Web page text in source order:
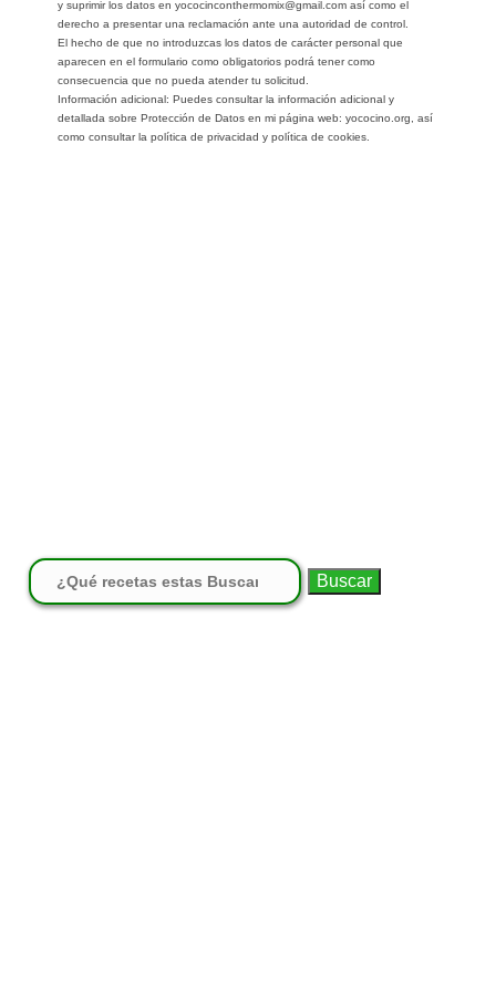
y suprimir los datos en yococinconthermomix@gmail.com así como el
derecho a presentar una reclamación ante una autoridad de control.
El hecho de que no introduzcas los datos de carácter personal que
aparecen en el formulario como obligatorios podrá tener como
consecuencia que no pueda atender tu solicitud.
Información adicional: Puedes consultar la información adicional y
detallada sobre Protección de Datos en mi página web: yococino.org, así
como consultar la política de privacidad y política de cookies.
Buscar: